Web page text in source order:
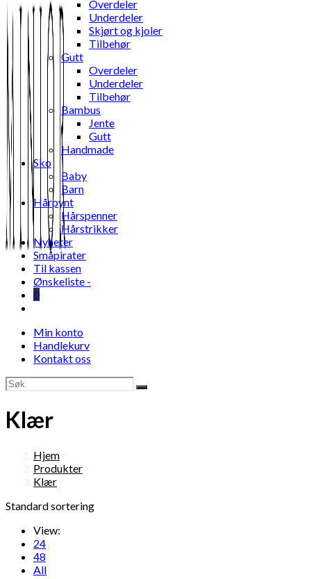
SEARCH
Overdeler
Underdeler
Skjørt og kjoler
Tilbehør
Gutt
Overdeler
Underdeler
Tilbehør
Bambus
Jente
Gutt
Handmade
Sko
Baby
Barn
Hårpynt
Hårspenner
Hårstrikker
Nyheter
Småpirater
Til kassen
Ønskeliste -
0
search
Min konto
Handlekurv
Kontakt oss
Klær
Hjem
Produkter
Klær
Standard sortering
View:
24
48
All